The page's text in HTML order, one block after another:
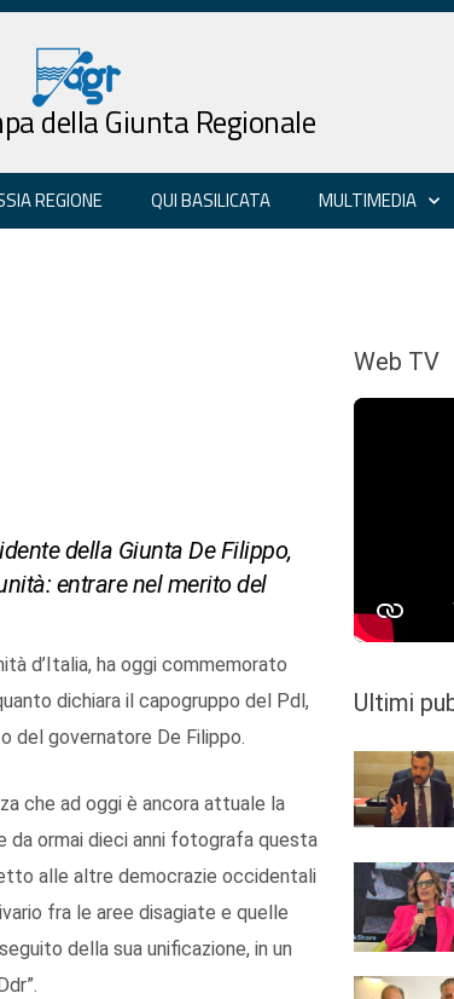
della Giunta Regionale
REGIONE QUI BASILICATA MULTIMEDIA
della Giunta De Filippo,
entrare nel merito del
d’Italia, ha oggi commemorato
dichiara il capogruppo del Pdl,
del governatore De Filippo.
che ad oggi è ancora attuale la
da ormai dieci anni fotografa questa
alle altre democrazie occidentali
fra le aree disagiate e quelle
della sua unificazione, in un
Web TV
Ultimi